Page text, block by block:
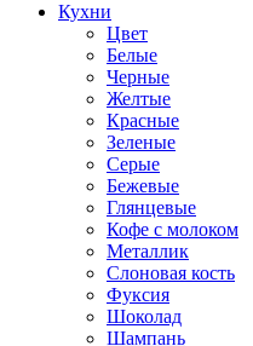
Кухни
Цвет
Белые
Черные
Желтые
Красные
Зеленые
Серые
Бежевые
Глянцевые
Кофе с молоком
Металлик
Слоновая кость
Фуксия
Шоколад
Шампань